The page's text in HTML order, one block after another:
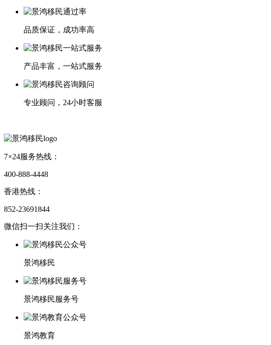
品质保证，成功率高
产品丰富，一站式服务
专业顾问，24小时客服
7×24服务热线：
400-888-4448
香港热线：
852-23691844
微信扫一扫关注我们：
景鸿移民
景鸿移民服务号
景鸿教育